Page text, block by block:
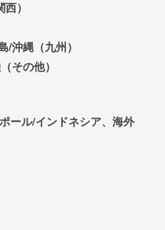
）
沖縄（九州）
その他）
ール/インドネシア、海外